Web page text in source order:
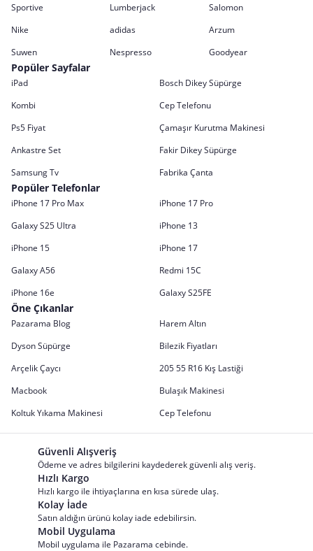
Sportive Lumberjack
Salomon
Nike
adidas
Arzum
Suwen
Nespresso Goodyear
Popüler Sayfalar
iPad
Bosch Dikey Süpürge
Kombi
Cep Telefonu
Ps5 Fiyat
Çamaşır Kurutma Makinesi
Ankastre Set
Fakir Dikey Süpürge
Samsung Tv
Fabrika Çanta
Popüler Telefonlar
iPhone 17 Pro Max
iPhone 17 Pro
Galaxy S25 Ultra
iPhone 13
iPhone 15
iPhone 17
Galaxy A56
Redmi 15C
iPhone 16e
Galaxy S25FE
Öne Çıkanlar
Pazarama Blog
Harem Altın
Dyson Süpürge
Bilezik Fiyatları
Arçelik Çaycı
205 55 R16 Kış Lastiği
Macbook
Bulaşık Makinesi
Koltuk Yıkama Makinesi
Cep Telefonu
Güvenli Alışveriş
Ödeme ve adres bilgilerini kaydederek güvenli alış veriş.
Hızlı Kargo
Hızlı kargo ile ihtiyaçlarına en kısa sürede ulaş.
Kolay İade
Satın aldığın ürünü kolay iade edebilirsin.
Mobil Uygulama
Mobil uygulama ile Pazarama cebinde.